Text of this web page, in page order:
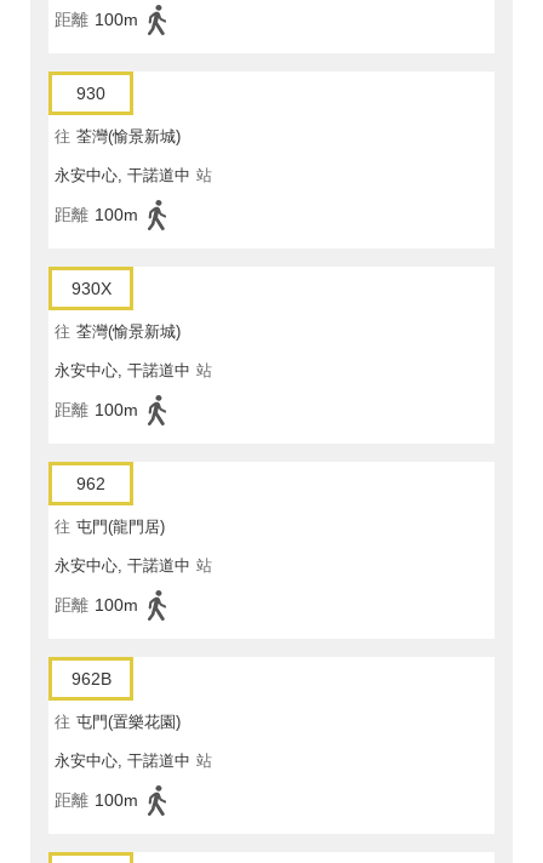
距離 100m
930
往 荃灣(愉景新城)
永安中心, 干諾道中 站
距離 100m
930X
往 荃灣(愉景新城)
永安中心, 干諾道中 站
距離 100m
962
往 屯門(龍門居)
永安中心, 干諾道中 站
距離 100m
962B
往 屯門(置樂花園)
永安中心, 干諾道中 站
距離 100m